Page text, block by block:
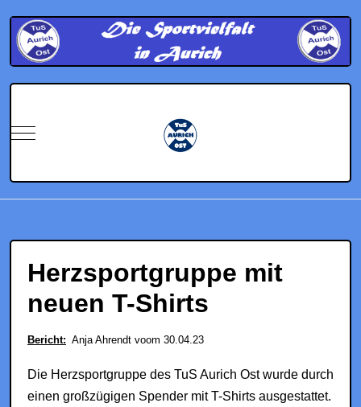
Mobile Menu Toggle
Herzsportgruppe mit
neuen T-Shirts
Bericht: Anja Ahrendt voom 30.04.23
Die Herzsportgruppe des TuS Aurich Ost wurde durch
einen großzügigen Spender mit T-Shirts ausgestattet.